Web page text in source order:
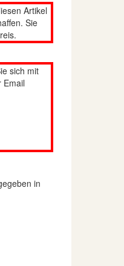
Artikel
Sie
sich mit
Email
in